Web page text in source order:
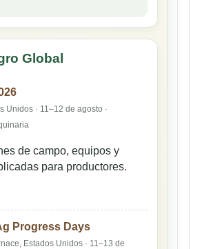
Global
Unidos · 11–12 de agosto ·
de campo, equipos y
para productores.
Progress Days
Estados Unidos · 11–13 de